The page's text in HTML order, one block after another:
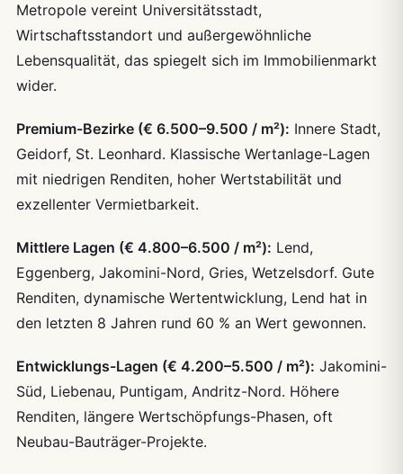
Metropole vereint Universitätsstadt,
Wirtschaftsstandort und außergewöhnliche
Lebensqualität, das spiegelt sich im Immobilienmarkt
wider.
Premium-Bezirke (€ 6.500–9.500 / m²): Innere Stadt,
Geidorf, St. Leonhard. Klassische Wertanlage-Lagen
mit niedrigen Renditen, hoher Wertstabilität und
exzellenter Vermietbarkeit.
Mittlere Lagen (€ 4.800–6.500 / m²): Lend,
Eggenberg, Jakomini-Nord, Gries, Wetzelsdorf. Gute
Renditen, dynamische Wertentwicklung, Lend hat in
den letzten 8 Jahren rund 60 % an Wert gewonnen.
Entwicklungs-Lagen (€ 4.200–5.500 / m²): Jakomini-
Süd, Liebenau, Puntigam, Andritz-Nord. Höhere
Renditen, längere Wertschöpfungs-Phasen, oft
Neubau-Bauträger-Projekte.